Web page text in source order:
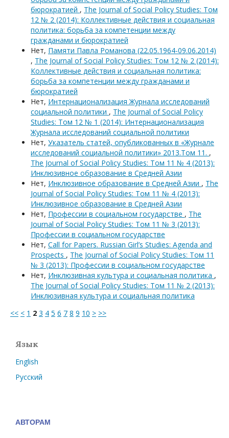
бюрократией , The Journal of Social Policy Studies: Том
12 № 2 (2014): Коллективные действия и социальная
политика: борьба за компетенции между
гражданами и бюрократией
Нет, Памяти Павла Романова (22.05.1964-09.06.2014)
, The Journal of Social Policy Studies: Том 12 № 2 (2014):
Коллективные действия и социальная политика:
борьба за компетенции между гражданами и
бюрократией
Нет, Интернационализация Журнала исследований
социальной политики , The Journal of Social Policy
Studies: Том 12 № 1 (2014): Интернационализация
Журнала исследований социальной политики
Нет, Указатель статей, опубликованных в «Журнале
исследований социальной политики» 2013.Том 11. ,
The Journal of Social Policy Studies: Том 11 № 4 (2013):
Инклюзивное образование в Средней Азии
Нет, Инклюзивное образование в Средней Азии , The
Journal of Social Policy Studies: Том 11 № 4 (2013):
Инклюзивное образование в Средней Азии
Нет, Профессии в социальном государстве , The
Journal of Social Policy Studies: Том 11 № 3 (2013):
Профессии в социальном государстве
Нет, Call for Papers. Russian Girl’s Studies: Agenda and
Prospects , The Journal of Social Policy Studies: Том 11
№ 3 (2013): Профессии в социальном государстве
Нет, Инклюзивная культура и социальная политика ,
The Journal of Social Policy Studies: Том 11 № 2 (2013):
Инклюзивная культура и социальная политика
<< < 1 2 3 4 5 6 7 8 9 10 > >>
Язык
English
Русский
АВТОРАМ